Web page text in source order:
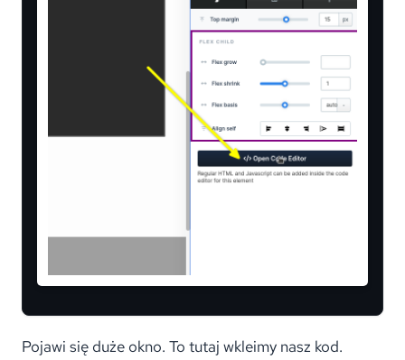
Pojawi się duże okno. To tutaj wkleimy nasz kod.